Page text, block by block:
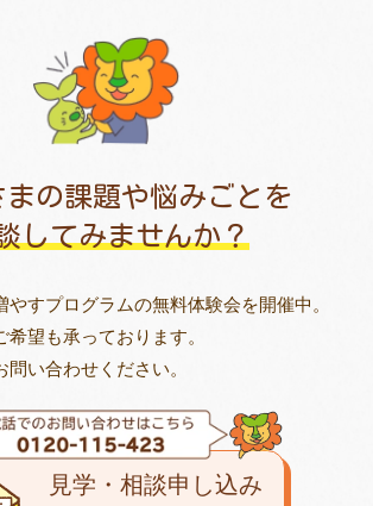
まの課題や悩みごとを
してみませんか？
やすプログラムの無料体験会を開催中。
望も承っております。
問い合わせください。
見学・相談申し込み